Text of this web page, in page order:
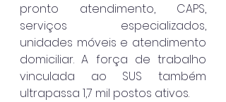
pronto atendimento, CAPS,
serviços especializados,
unidades móveis e atendimento
domiciliar. A força de trabalho
vinculada ao SUS também
ultrapassa 1,7 mil postos ativos.